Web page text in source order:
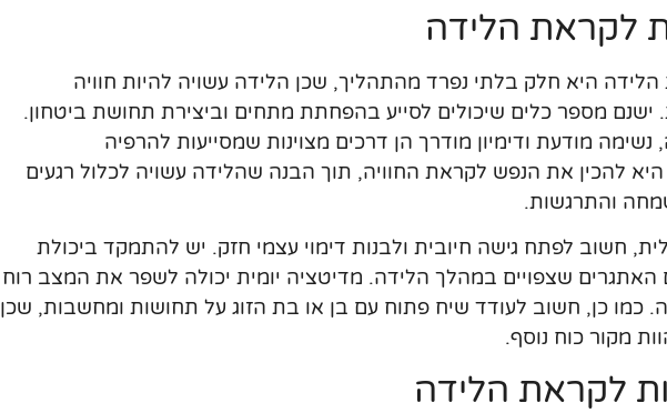
לקראת הלידה
היא חלק בלתי נפרד מהתהליך, שכן הלידה עשויה להיות חוויה
ישנם מספר כלים שיכולים לסייע בהפחתת מתחים וביצירת תחושת ביטחון.
מודעת ודימיון מודרך הן דרכים מצוינות שמסייעות להרפיה
להכין את הנפש לקראת החוויה, תוך הבנה שהלידה עשויה לכלול רגעים
והתרגשות.
חשוב לפתח גישה חיובית ולבנות דימוי עצמי חזק. יש להתמקד ביכולת
שצפויים במהלך הלידה. מדיטציה יומית יכולה לשפר את המצב רוח
כמו כן, חשוב לעודד שיח פתוח עם בן או בת הזוג על תחושות ומחשבות, שכן
מקור כוח נוסף.
לקראת הלידה